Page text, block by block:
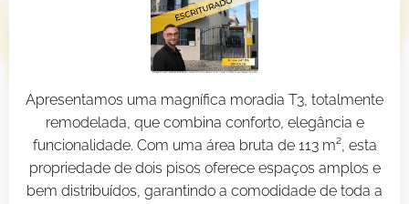
Apresentamos uma magnífica moradia T3, totalmente
remodelada, que combina conforto, elegância e
funcionalidade. Com uma área bruta de 113 m², esta
propriedade de dois pisos oferece espaços amplos e
bem distribuídos, garantindo a comodidade de toda a